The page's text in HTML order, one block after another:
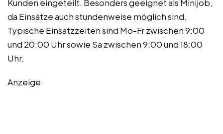
Kunden eingeteilt. Besonders geeignet als Minijob,
da Einsätze auch stundenweise möglich sind.
Typische Einsatzzeiten sind Mo-Fr zwischen 9:00
und 20:00 Uhr sowie Sa zwischen 9:00 und 18:00
Uhr.
Anzeige